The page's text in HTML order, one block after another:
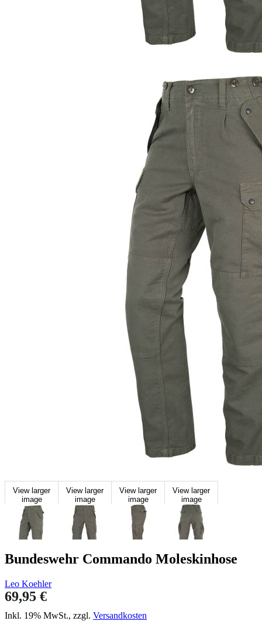
View larger
image
View larger
image
View larger
image
View larger
image
Bundeswehr Commando Moleskinhose
Leo Koehler
69,95 €
Inkl. 19% MwSt., zzgl. Versandkosten